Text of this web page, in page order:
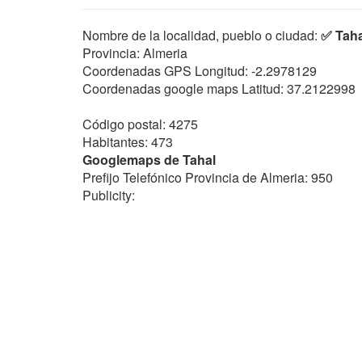
Nombre de la localidad, pueblo o ciudad: ✅
Provincia: Almeria
Coordenadas GPS Longitud: -2.2978129
Coordenadas google maps Latitud: 37.2122998
Código postal: 4275
Habitantes: 473
Googlemaps de Tahal
Prefijo Telefónico Provincia de Almeria: 950
Publicity: